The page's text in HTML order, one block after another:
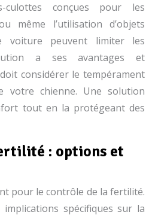
culottes conçues pour les
même l’utilisation d’objets
voiture peuvent limiter les
a ses avantages et
considérer le tempérament
votre chienne. Une solution
tout en la protégeant des
: options et
pour le contrôle de la fertilité.
spécifiques sur la